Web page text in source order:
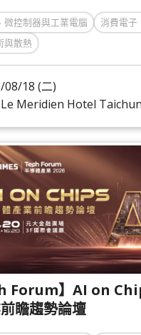
微控制器與工業電腦
消費電子
與散熱
08/18 (二)
Meridien Hotel
Forum】AI on
瞻趨勢論壇